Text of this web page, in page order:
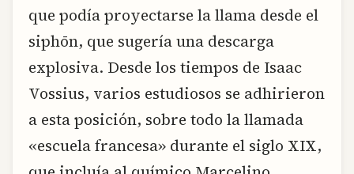
que podía proyectarse la llama desde el
siphōn, que sugería una descarga
explosiva. Desde los tiempos de Isaac
Vossius, varios estudiosos se adhirieron
a esta posición, sobre todo la llamada
«escuela francesa» durante el siglo XIX,